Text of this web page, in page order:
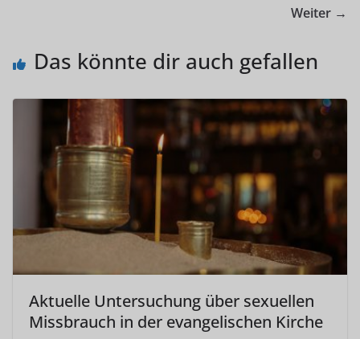
Weiter →
Das könnte dir auch gefallen
Aktuelle Untersuchung über sexuellen
Missbrauch in der evangelischen Kirche